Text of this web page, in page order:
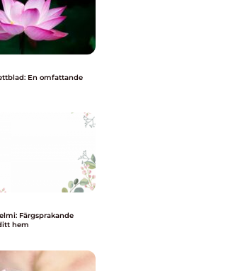
En omfattande
Färgsprakande
hem